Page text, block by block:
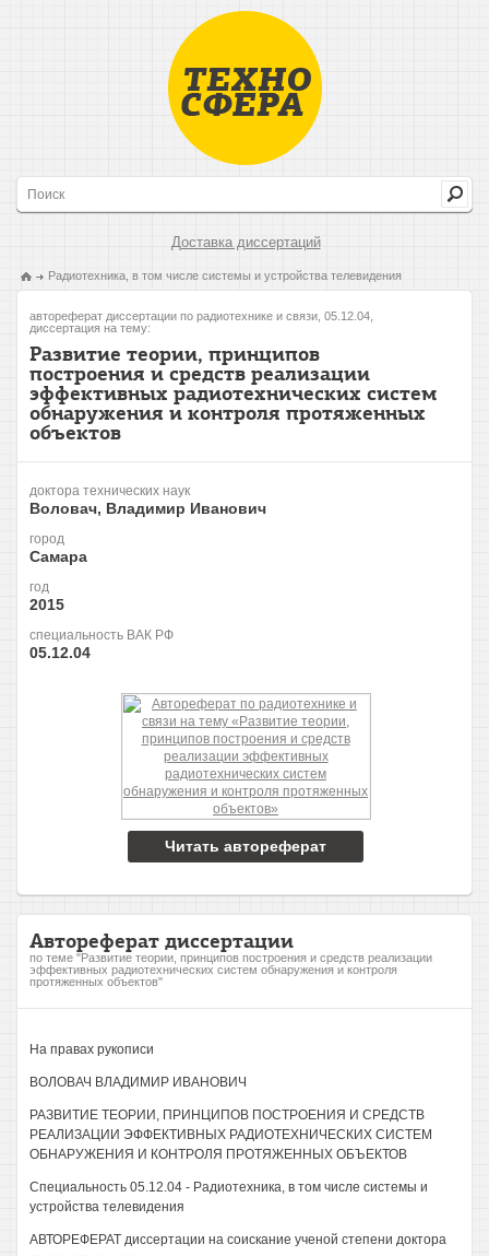
Доставка диссертаций
Радиотехника, в том числе системы и устройства телевидения
автореферат диссертации по радиотехнике и связи, 05.12.04,
диссертация на тему:
Развитие теории, принципов
построения и средств реализации
эффективных радиотехнических систем
обнаружения и контроля протяженных
объектов
доктора технических наук
Воловач, Владимир Иванович
город
Самара
год
2015
специальность ВАК РФ
05.12.04
Читать автореферат
Автореферат диссертации
по теме "Развитие теории, принципов построения и средств реализации
эффективных радиотехнических систем обнаружения и контроля
протяженных объектов"
На правах рукописи
ВОЛОВАЧ ВЛАДИМИР ИВАНОВИЧ
РАЗВИТИЕ ТЕОРИИ, ПРИНЦИПОВ ПОСТРОЕНИЯ И СРЕДСТВ
РЕАЛИЗАЦИИ ЭФФЕКТИВНЫХ РАДИОТЕХНИЧЕСКИХ СИСТЕМ
ОБНАРУЖЕНИЯ И КОНТРОЛЯ ПРОТЯЖЕННЫХ ОБЪЕКТОВ
Специальность 05.12.04 - Радиотехника, в том числе системы и
устройства телевидения
АВТОРЕФЕРАТ диссертации на соискание ученой степени доктора